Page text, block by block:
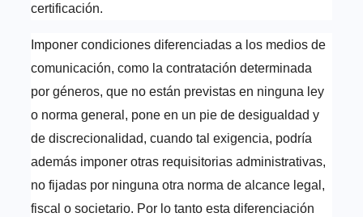
certificación.
Imponer condiciones diferenciadas a los medios de
comunicación, como la contratación determinada
por géneros, que no están previstas en ninguna ley
o norma general, pone en un pie de desigualdad y
de discrecionalidad, cuando tal exigencia, podría
además imponer otras requisitorias administrativas,
no fijadas por ninguna otra norma de alcance legal,
fiscal o societario. Por lo tanto esta diferenciación